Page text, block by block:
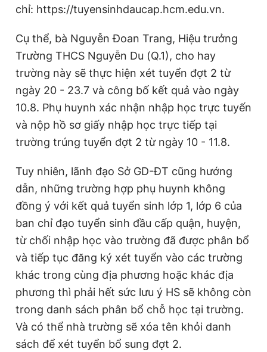
chỉ: https://tuyensinhdaucap.hcm.edu.vn.
Cụ thể, bà Nguyễn Đoan Trang, Hiệu trưởng
Trường THCS Nguyễn Du (Q.1), cho hay
trường này sẽ thực hiện xét tuyển đợt 2 từ
ngày 20 - 23.7 và công bố kết quả vào ngày
10.8. Phụ huynh xác nhận nhập học trực tuyến
và nộp hồ sơ giấy nhập học trực tiếp tại
trường trúng tuyển đợt 2 từ ngày 10 - 11.8.
Tuy nhiên, lãnh đạo Sở GD-ĐT cũng hướng
dẫn, những trường hợp phụ huynh không
đồng ý với kết quả tuyển sinh lớp 1, lớp 6 của
ban chỉ đạo tuyển sinh đầu cấp quận, huyện,
từ chối nhập học vào trường đã được phân bổ
và tiếp tục đăng ký xét tuyển vào các trường
khác trong cùng địa phương hoặc khác địa
phương thì phải hết sức lưu ý HS sẽ không còn
trong danh sách phân bổ chỗ học tại trường.
Và có thể nhà trường sẽ xóa tên khỏi danh
sách để xét tuyển bổ sung đợt 2.